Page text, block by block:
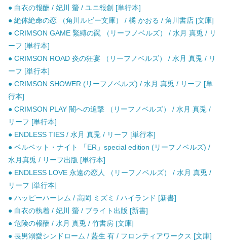
● 白衣の報酬 / 妃川 螢 / ユニ報創 [単行本]
● 絶体絶命の恋 （角川ルビー文庫） / 橘 かおる / 角川書店 [文庫]
● CRIMSON GAME 緊縛の罠 （リーフノベルズ） / 水月 真兎 / リ
ーフ [単行本]
● CRIMSON ROAD 炎の狂宴 （リーフノベルズ） / 水月 真兎 / リ
ーフ [単行本]
● CRIMSON SHOWER (リーフノベルズ) / 水月 真兎 / リーフ [単
行本]
● CRIMSON PLAY 闇への追撃 （リーフノベルズ） / 水月 真兎 /
リーフ [単行本]
● ENDLESS TIES / 水月 真兎 / リーフ [単行本]
● ベルベット・ナイト 「ER」special edition (リーフノベルズ) /
水月真兎 / リーフ出版 [単行本]
● ENDLESS LOVE 永遠の恋人 （リーフノベルズ） / 水月 真兎 /
リーフ [単行本]
● ハッピーハーレム / 高岡 ミズミ / ハイランド [新書]
● 白衣の執着 / 妃川 螢 / ブライト出版 [新書]
● 危険の報酬 / 水月 真兎 / 竹書房 [文庫]
● 長男溺愛シンドローム / 藍生 有 / フロンティアワークス [文庫]